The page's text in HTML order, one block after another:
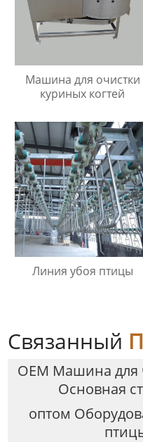
Машина для очистки
куриных когтей
Линия убоя птицы
Связанный
OEM Машина для
Основная
оптом